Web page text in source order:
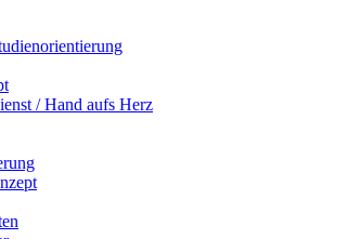
/ Hand aufs Herz